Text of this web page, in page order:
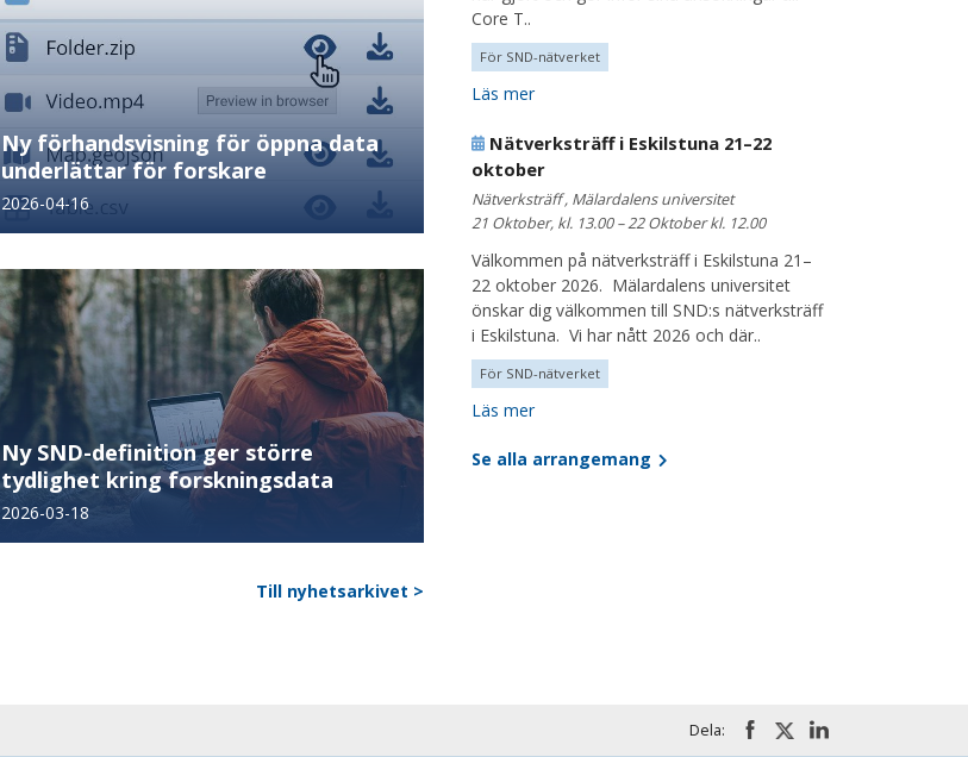
Ny förhandsvisning för öppna data
underlättar för forskare
2026-04-16
Ny SND-definition ger större
tydlighet kring forskningsdata
2026-03-18
Till nyhetsarkivet >
Core T..
För SND-nätverket
Läs mer
Nätverksträff i Eskilstuna 21–22
oktober
Nätverksträff , Mälardalens universitet
21 Oktober, kl. 13.00 – 22 Oktober kl. 12.00
Välkommen på nätverksträff i Eskilstuna 21–
22 oktober 2026. Mälardalens universitet
önskar dig välkommen till SND:s nätverksträff
i Eskilstuna. Vi har nått 2026 och där..
För SND-nätverket
Läs mer
Se alla arrangemang
Dela: